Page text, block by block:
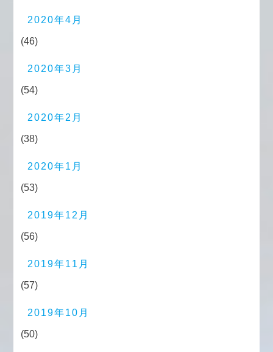
2020年4月
(46)
2020年3月
(54)
2020年2月
(38)
2020年1月
(53)
2019年12月
(56)
2019年11月
(57)
2019年10月
(50)